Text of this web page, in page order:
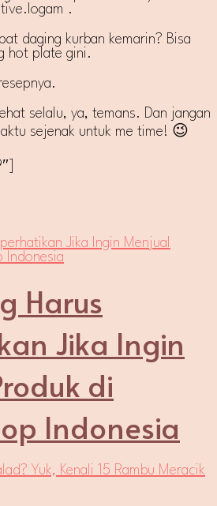
.
daging kurban kemarin? Bisa
hot plate gini.
selalu, ya, temans. Dan jangan
sejenak untuk me time! 😉
Harus
Jika Ingin
di
Indonesia